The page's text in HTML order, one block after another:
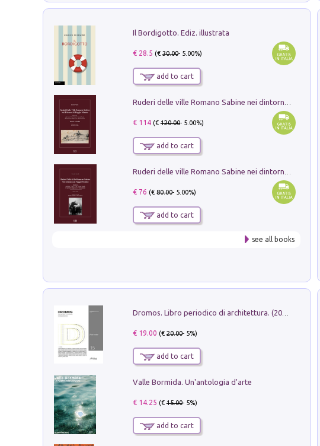
Il Bordigotto. Ediz. illustrata
€ 28.5 (€30.00- 5.00%)
add to cart
€ 114(€120.00- 5.00%)
add to cart
€ 76 (€80.00- 5.00%)
add to cart
see all books
Dromos. Libro periodico di architettura. (2026). Vol. 15: Post-model
€ 19.00 (€20.00- 5%)
add to cart
Valle Bormida. Un'antologia d'arte
€ 14.25 (€15.00- 5%)
add to cart